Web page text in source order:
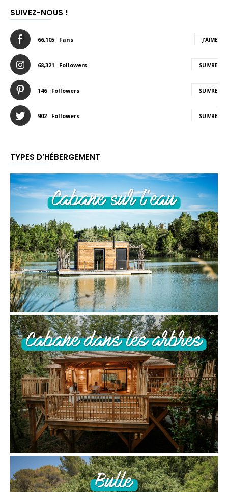
SUIVEZ-NOUS !
66,105 Fans J'AIME
68,321 Followers SUIVRE
146 Followers SUIVRE
902 Followers SUIVRE
TYPES D’HÉBERGEMENT